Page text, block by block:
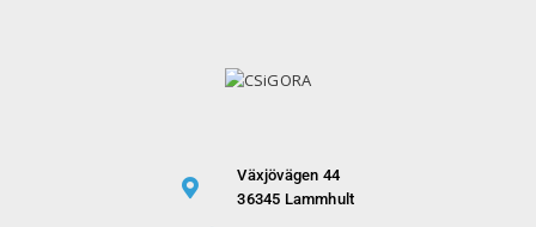
Växjövägen 44
36345 Lammhult